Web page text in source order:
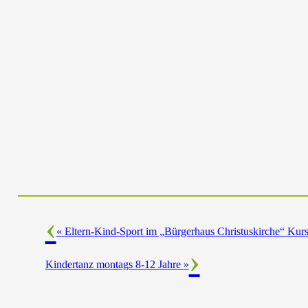
« Eltern-Kind-Sport im „Bürgerhaus Christuskirche“
Kindertanz montags 8-12 Jahre »